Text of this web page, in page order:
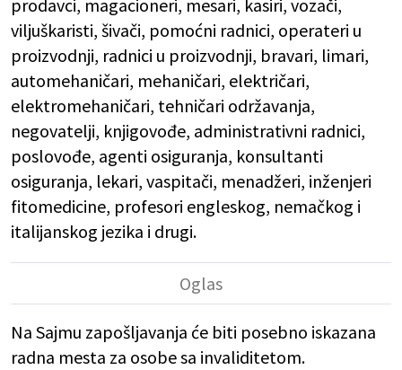
prodavci, magacioneri, mesari, kasiri, vozači,
viljuškaristi, šivači, pomoćni radnici, operateri u
proizvodnji, radnici u proizvodnji, bravari, limari,
automehaničari, mehaničari, električari,
elektromehaničari, tehničari održavanja,
negovatelji, knjigovođe, administrativni radnici,
poslovođe, agenti osiguranja, konsultanti
osiguranja, lekari, vaspitači, menadžeri, inženjeri
fitomedicine, profesori engleskog, nemačkog i
italijanskog jezika i drugi.
Na Sajmu zapošljavanja će biti posebno iskazana
radna mesta za osobe sa invaliditetom.